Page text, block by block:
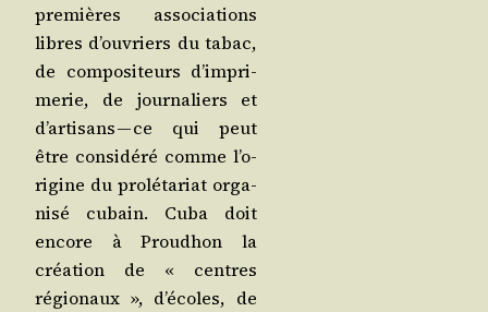
pre­mières asso­cia­tions
libres d’ou­vriers du tabac,
de com­po­si­teurs d’im­pri­
me­rie, de jour­na­liers et
d’ar­ti­sans — ce qui peut
être consi­dé­ré comme l’o­
ri­gine du pro­lé­ta­riat orga­
ni­sé cubain. Cuba doit
encore à Prou­dhon la
créa­tion de « centres
régio­naux », d’é­coles, de